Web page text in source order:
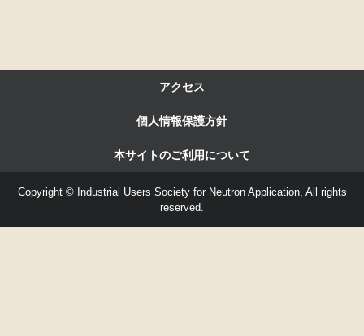
アクセス
個人情報保護方針
本サイトのご利用について
Copyright © Industrial Users Society for Neutron Application, All rights
reserved.